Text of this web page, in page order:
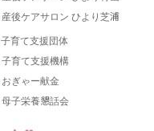
産後ケアサロン ひより芝浦
子育て支援団体
子育て支援機構
おぎゃー献金
母子栄養懇話会